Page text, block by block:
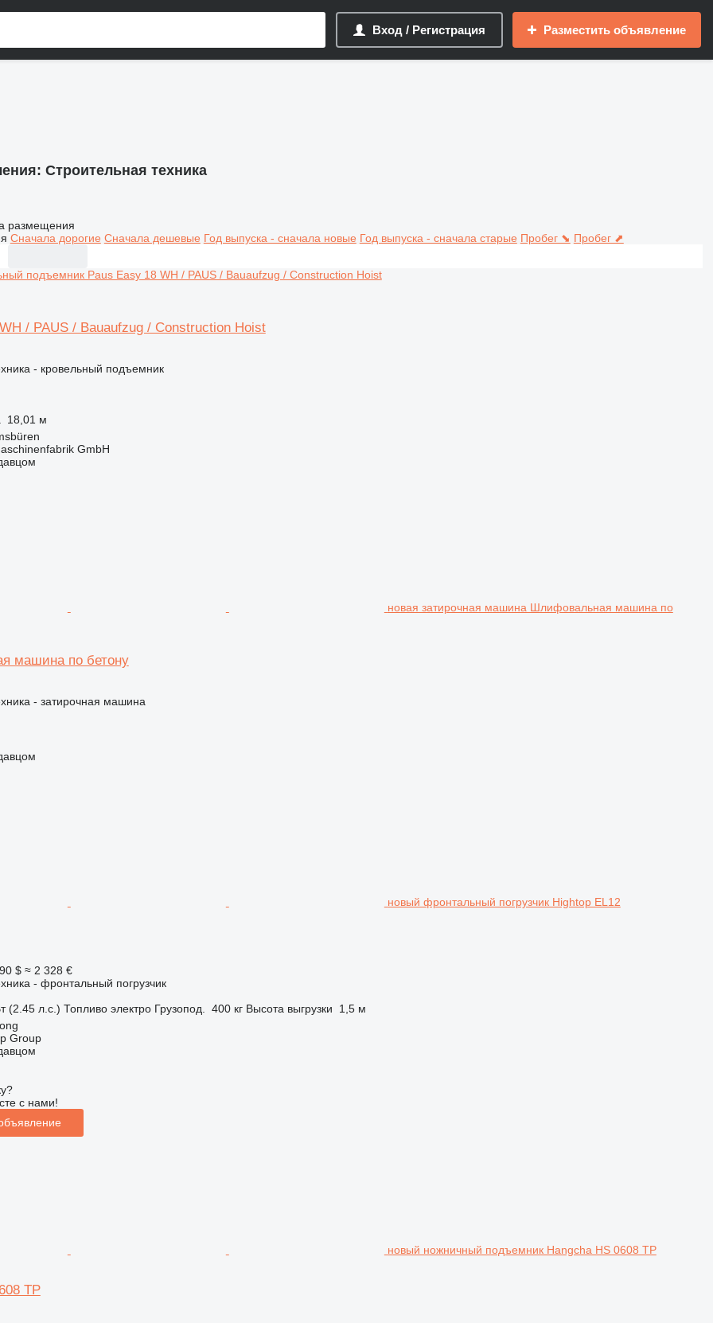
Вход / Регистрация Разместить объявление
Строительная техника
размещения
Сначала дорогие Сначала дешевые Год выпуска - сначала новые Год выпуска - сначала старые Пробег ⬊ Пробег ⬈
/ PAUS / Bauaufzug / Construction Hoist
- кровельный подъемник
18,01 м
GmbH
новая затирочная машина Шлифовальная машина по
машина по бетону
- затирочная машина
новый фронтальный погрузчик Hightop EL12
$ ≈ 2 328 €
- фронтальный погрузчик
(2.45 л.с.) Топливо электро Грузопод. 400 кг Высота выгрузки
1,5 м
Group
с нами!
новый ножничный подъемник Hangcha HS 0608 TP
TP